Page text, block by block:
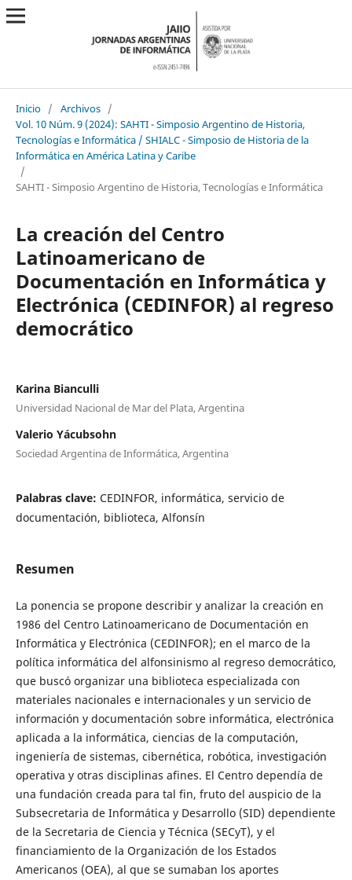
Inicio / Archivos /
Vol. 10 Núm. 9 (2024): SAHTI - Simposio Argentino de Historia,
Tecnologías e Informática / SHIALC - Simposio de Historia de la
Informática en América Latina y Caribe
/
SAHTI - Simposio Argentino de Historia, Tecnologías e Informática
La creación del Centro
Latinoamericano de
Documentación en Informática y
Electrónica (CEDINFOR) al regreso
democrático
Karina Bianculli
Universidad Nacional de Mar del Plata, Argentina
Valerio Yácubsohn
Sociedad Argentina de Informática, Argentina
Palabras clave: CEDINFOR, informática, servicio de
documentación, biblioteca, Alfonsín
Resumen
La ponencia se propone describir y analizar la creación en
1986 del Centro Latinoamericano de Documentación en
Informática y Electrónica (CEDINFOR); en el marco de la
política informática del alfonsinismo al regreso democrático,
que buscó organizar una biblioteca especializada con
materiales nacionales e internacionales y un servicio de
información y documentación sobre informática, electrónica
aplicada a la informática, ciencias de la computación,
ingeniería de sistemas, cibernética, robótica, investigación
operativa y otras disciplinas afines. El Centro dependía de
una fundación creada para tal fin, fruto del auspicio de la
Subsecretaria de Informática y Desarrollo (SID) dependiente
de la Secretaria de Ciencia y Técnica (SECyT), y el
financiamiento de la Organización de los Estados
Americanos (OEA), al que se sumaban los aportes